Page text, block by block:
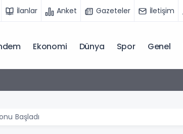
İlanlar Anket Gazeteler İletişim
Ekonomi Dünya Spor Genel
Başladı